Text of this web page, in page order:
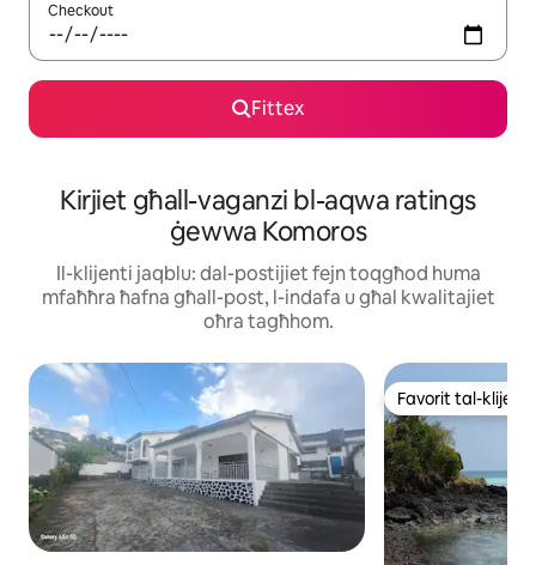
Checkout
Fittex
Kirjiet għall-vaganzi bl-aqwa ratings
ġewwa Komoros
Il-klijenti jaqblu: dal-postijiet fejn toqgħod huma
mfaħħra ħafna għall-post, l-indafa u għal kwalitajiet
oħra tagħhom.
Favorit tal-klijenti
Favorit tal-klijenti